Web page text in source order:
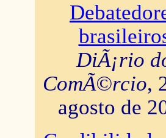
DiÃ¡rio
ComÃ©rcio,
agosto de